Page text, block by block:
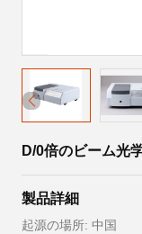
D/0倍のビーム光
製品詳細
起源の場所: 中国